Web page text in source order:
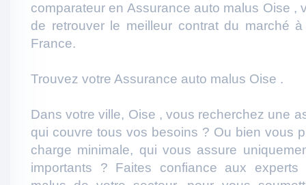
comparateur en Assurance auto malus Oise ,
de retrouver le meilleur contrat du marché
France.
Trouvez votre Assurance auto malus Oise .
Dans votre ville, Oise , vous recherchez une
qui couvre tous vos besoins ? Ou bien vous
charge minimale, qui vous assure
importants ? Faites confiance aux